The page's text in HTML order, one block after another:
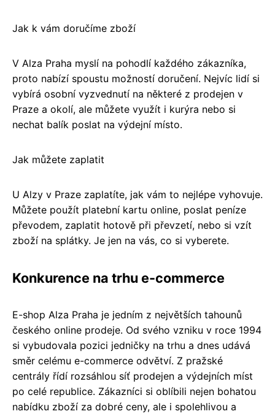
Jak k vám doručíme zboží
V Alza Praha myslí na pohodlí každého zákazníka,
proto nabízí spoustu možností doručení. Nejvíc lidí si
vybírá osobní vyzvednutí na některé z prodejen v
Praze a okolí, ale můžete využít i kurýra nebo si
nechat balík poslat na výdejní místo.
Jak můžete zaplatit
U Alzy v Praze zaplatíte, jak vám to nejlépe vyhovuje.
Můžete použít platební kartu online, poslat peníze
převodem, zaplatit hotově při převzetí, nebo si vzít
zboží na splátky. Je jen na vás, co si vyberete.
Konkurence na trhu e-commerce
E-shop Alza Praha je jedním z největších tahounů
českého online prodeje. Od svého vzniku v roce 1994
si vybudovala pozici jedničky na trhu a dnes udává
směr celému e-commerce odvětví. Z pražské
centrály řídí rozsáhlou síť prodejen a výdejních míst
po celé republice. Zákazníci si oblíbili nejen bohatou
nabídku zboží za dobré ceny, ale i spolehlivou a